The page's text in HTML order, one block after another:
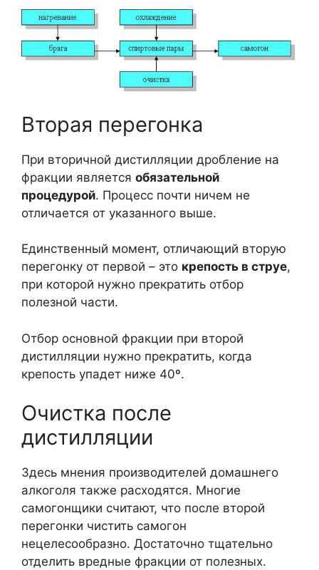
Вторая перегонка
При вторичной дистилляции дробление на
фракции является обязательной
процедурой. Процесс почти ничем не
отличается от указанного выше.
Единственный момент, отличающий вторую
перегонку от первой – это крепость в струе,
при которой нужно прекратить отбор
полезной части.
Отбор основной фракции при второй
дистилляции нужно прекратить, когда
крепость упадет ниже 40º.
Очистка после
дистилляции
Здесь мнения производителей домашнего
алкоголя также расходятся. Многие
самогонщики считают, что после второй
перегонки чистить самогон
нецелесообразно. Достаточно тщательно
отделить вредные фракции от полезных.